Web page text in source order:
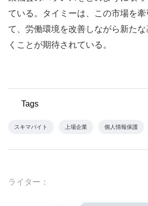
ている。タイミーは、この市場を
て、労働環境を改善しながら新た
くことが期待されている。
Tags
スキマバイト 上場企業 個人情報保護
ライター：